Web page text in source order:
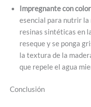
Impregnante con
esencial para nutrir la
resinas sintéticas en
reseque y se ponga
la textura de la
que repele el agua
Conclusión